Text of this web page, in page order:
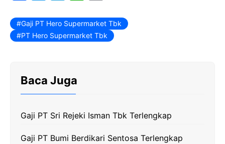
c
e
o
i
t
r
l
e
a
a
t
p
y
Gaji PT Hero Supermarket Tbk
PT Hero Supermarket Tbk
Baca Juga
Gaji PT Sri Rejeki Isman Tbk Terlengkap
Gaji PT Bumi Berdikari Sentosa Terlengkap